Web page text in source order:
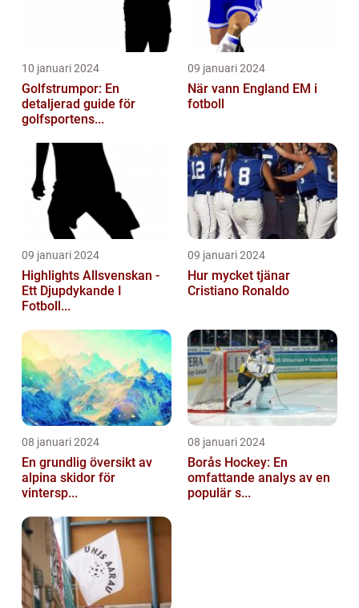
10 januari 2024
Golfstrumpor: En
detaljerad guide för
golfsportens...
09 januari 2024
När vann England EM i
fotboll
09 januari 2024
Highlights Allsvenskan -
Ett Djupdykande I
Fotboll...
09 januari 2024
Hur mycket tjänar
Cristiano Ronaldo
08 januari 2024
En grundlig översikt av
alpina skidor för
vintersp...
08 januari 2024
Borås Hockey: En
omfattande analys av en
populär s...